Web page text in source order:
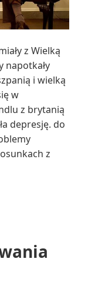
z Wielką
napotkały
i wielką
w
z brytanią
depresję. do
z